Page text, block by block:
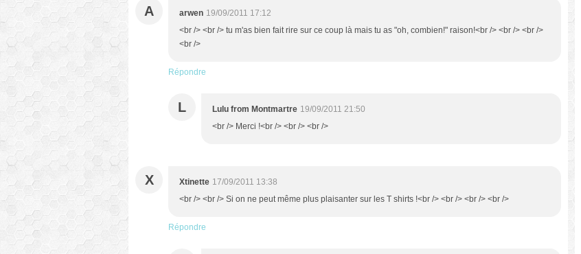
A arwen 19/09/2011 17:12
<br /> <br /> tu m'as bien fait rire sur ce coup là mais tu as "oh, combien!" raison!<br /> <br /> <br />
<br />
Répondre
L Lulu from Montmartre 19/09/2011 21:50
<br /> Merci !<br /> <br /> <br />
X Xtinette 17/09/2011 13:38
<br /> <br /> Si on ne peut même plus plaisanter sur les T shirts !<br /> <br /> <br /> <br />
Répondre